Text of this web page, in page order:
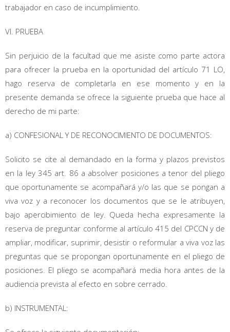
trabajador en caso de incumplimiento.
VI. PRUEBA
Sin perjuicio de la facultad que me asiste como parte actora
para ofrecer la prueba en la oportunidad del artículo 71 LO,
hago reserva de completarla en ese momento y en la
presente demanda se ofrece la siguiente prueba que hace al
derecho de mi parte:
a) CONFESIONAL Y DE RECONOCIMIENTO DE DOCUMENTOS:
Solicito se cite al demandado en la forma y plazos previstos
en la ley 345 art. 86 a absolver posiciones a tenor del pliego
que oportunamente se acompañará y/o las que se pongan a
viva voz y a reconocer los documentos que se le atribuyen,
bajo apercibimiento de ley. Queda hecha expresamente la
reserva de preguntar conforme al artículo 415 del CPCCN y de
ampliar, modificar, suprimir, desistir o reformular a viva voz las
preguntas que se propongan oportunamente en el pliego de
posiciones. El pliego se acompañará media hora antes de la
audiencia prevista al efecto en sobre cerrado.
b) INSTRUMENTAL: